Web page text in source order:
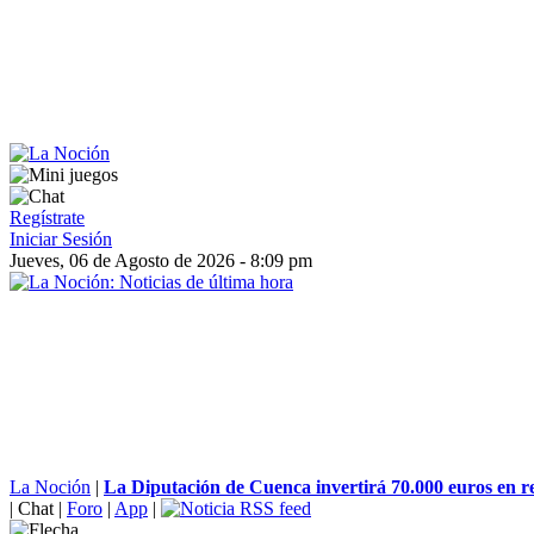
Regístrate
Iniciar Sesión
Jueves, 06 de Agosto de 2026 - 8:09 pm
La Noción | La Diputación de Cuenca invertirá 70.000 euros en
| Chat | Foro | App |